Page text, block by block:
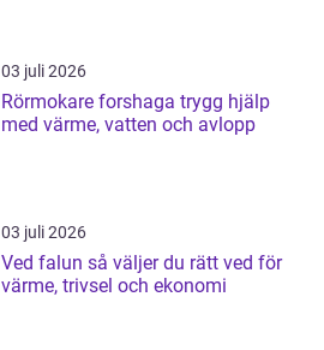
03 juli 2026
Rörmokare forshaga trygg hjälp
med värme, vatten och avlopp
03 juli 2026
Ved falun så väljer du rätt ved för
värme, trivsel och ekonomi